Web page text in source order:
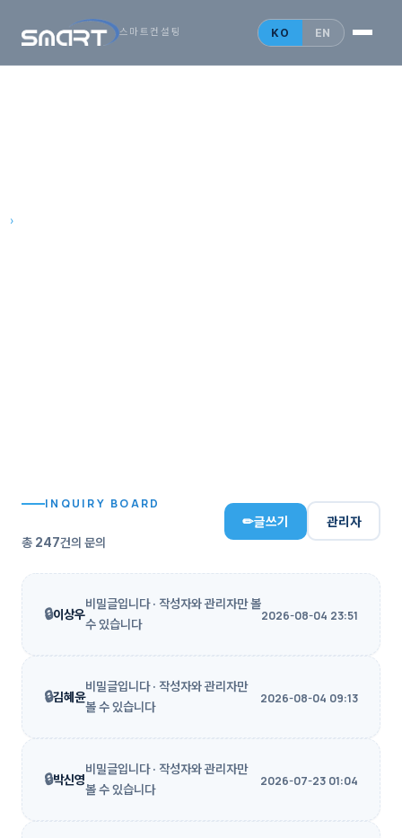
스마트컨설팅 KO EN
›
INQUIRY BOARD
총 247건의 문의
✏글쓰기 관리자
🔒이상우
비밀글입니다 · 작성자와 관리자만 볼
수 있습니다
2026-08-04 23:51
🔒김혜윤
비밀글입니다 · 작성자와 관리자만
볼 수 있습니다
2026-08-04 09:13
🔒박신영
비밀글입니다 · 작성자와 관리자만
볼 수 있습니다
2026-07-23 01:04